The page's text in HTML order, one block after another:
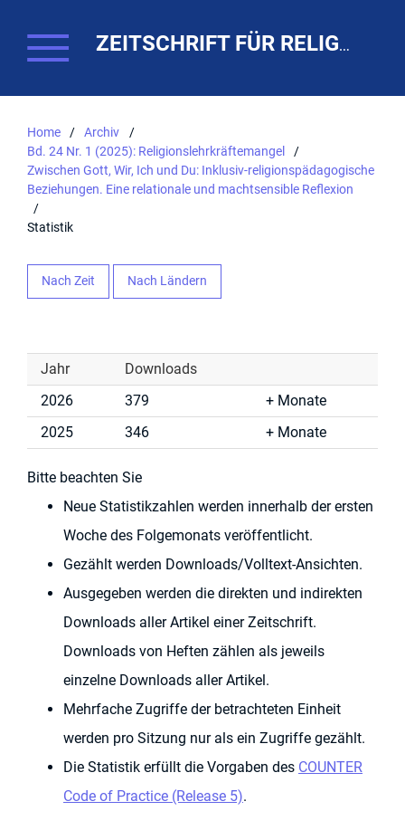
ZEITSCHRIFT FÜR RELIGIONSPÄDAGOGIK. THEO-WEB
Home / Archiv
/
Bd. 24 Nr. 1 (2025): Religionslehrkräftemangel
/
Zwischen Gott, Wir, Ich und Du: Inklusiv-religionspädagogische
Beziehungen. Eine relationale und machtsensible Reflexion
/
Statistik
Nach Zeit Nach Ländern
Jahr
Downloads
2026
379
Monate
2025
346 Monate
Bitte beachten Sie
Neue Statistikzahlen werden innerhalb der ersten
Woche des Folgemonats veröffentlicht.
Gezählt werden Downloads/Volltext-Ansichten.
Ausgegeben werden die direkten und indirekten
Downloads aller Artikel einer Zeitschrift.
Downloads von Heften zählen als jeweils
einzelne Downloads aller Artikel.
Mehrfache Zugriffe der betrachteten Einheit
werden pro Sitzung nur als ein Zugriffe gezählt.
Die Statistik erfüllt die Vorgaben des COUNTER
Code of Practice (Release 5).